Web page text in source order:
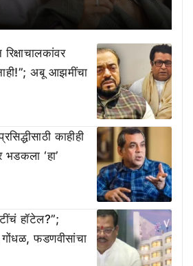
अबू आझमींचा
काहीही
‘हा’
हॉटेल?”;
गोंधळ, फडणवीसांचा